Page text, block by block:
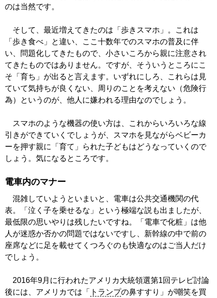
のは当然です。
そして、最近増えてきたのは「歩きスマホ」。これは
「歩き食べ」と違い、ここ十数年でのスマホの普及に伴
い、問題化してきたもので、小さいころから親に注意され
てきたものではありません。ですが、そういうところにこ
そ「育ち」が出ると言えます。いずれにしろ、これらは見
ていて気持ちが良くない、周りのことを考えない（危険行
為）というのが、他人に嫌われる理由なのでしょう。
スマホのような機器の使い方は、これからいろいろな線
引きができていくでしょうが、スマホを見ながらベビーカ
ーを押す親に「育て」られた子どもはどうなっていくので
しょう。気になるところです。
電車内のマナー
混雑していようといまいと、電車は公共交通機関の代
表。「泣く子を乗せるな」という極端な説も出ましたが、
最低限の思いやりは残したいですね。「電車で化粧」は他
人が迷惑か否かの問題ではないですし、新幹線の中で前の
座席などに足を載せてくつろぐのも快適なのはご当人だけ
でしょう。
2016年9月に行われたアメリカ大統領選第1回テレビ討論
後には、アメリカでは「
トランプの鼻すすり」が嘲笑を買